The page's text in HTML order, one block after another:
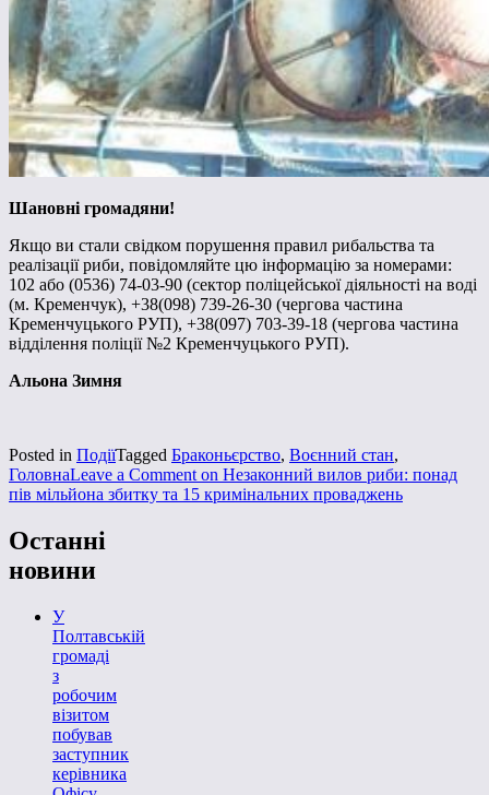
Шановні громадяни!
Якщо ви стали свідком порушення правил рибальства та
реалізації риби, повідомляйте цю інформацію за номерами:
102 або (0536) 74-03-90 (сектор поліцейської діяльності на воді
(м. Кременчук), +38(098) 739-26-30 (чергова частина
Кременчуцького РУП), +38(097) 703-39-18 (чергова частина
відділення поліції №2 Кременчуцького РУП).
Альона Зимня
Posted in ПодіїTagged Браконьєрство, Воєнний стан,
ГоловнаLeave a Comment on Незаконний вилов риби: понад
пів мільйона збитку та 15 кримінальних проваджень
Останні
новини
У
Полтавській
громаді
з
робочим
візитом
побував
заступник
керівника